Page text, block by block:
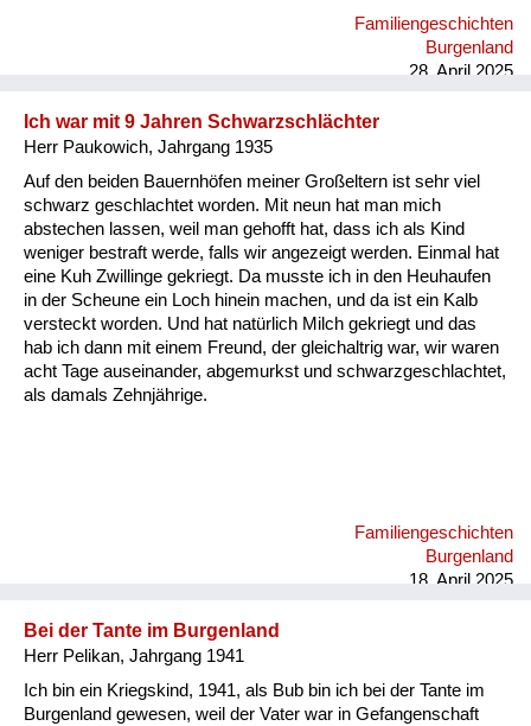
Wiederaufbau und
Wohnen
sonstiges
Familiengeschichten
Burgenland
28. April 2025
Ich war mit 9 Jahren Schwarzschlächter
Herr Paukowich, Jahrgang 1935
Auf den beiden Bauernhöfen meiner Großeltern ist sehr viel
schwarz geschlachtet worden. Mit neun hat man mich
abstechen lassen, weil man gehofft hat, dass ich als Kind
weniger bestraft werde, falls wir angezeigt werden. Einmal hat
eine Kuh Zwillinge gekriegt. Da musste ich in den Heuhaufen
in der Scheune ein Loch hinein machen, und da ist ein Kalb
versteckt worden. Und hat natürlich Milch gekriegt und das
hab ich dann mit einem Freund, der gleichaltrig war, wir waren
acht Tage auseinander, abgemurkst und schwarzgeschlachtet,
als damals Zehnjährige.
Familiengeschichten
Burgenland
18. April 2025
Bei der Tante im Burgenland
Herr Pelikan, Jahrgang 1941
Ich bin ein Kriegskind, 1941, als Bub bin ich bei der Tante im
Burgenland gewesen, weil der Vater war in Gefangenschaft